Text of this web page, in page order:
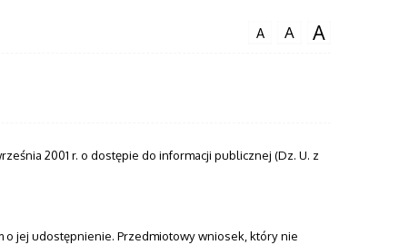
A A A
2001 r. o dostępie do informacji publicznej (Dz. U. z
jej udostępnienie. Przedmiotowy wniosek, który nie